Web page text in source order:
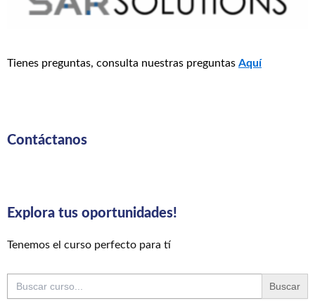
Tienes preguntas, consulta nuestras preguntas Aquí
Contáctanos
Explora tus oportunidades!
Tenemos el curso perfecto para tí
Buscar: